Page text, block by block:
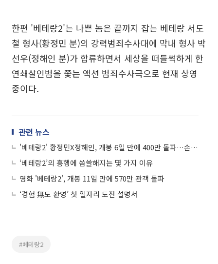
한편 '베테랑2'는 나쁜 놈은 끝까지 잡는 베테랑 서도
철 형사(황정민 분)의 강력범죄수사대에 막내 형사 박
선우(정해인 분)가 합류하면서 세상을 떠들썩하게 한
연쇄살인범을 쫓는 액션 범죄수사극으로 현재 상영
중이다.
관련 뉴스
'베테랑2' 황정민X정해인, 개봉 6일 만에 400만 돌파…손익분기점 넘었다
‘베테랑2’의 흥행에 씁쓸해지는 몇 가지 이유
영화 '베테랑2', 개봉 11일 만에 570만 관객 돌파
‘경험 無도 환영’ 첫 일자리 도전 설명서
#베테랑2